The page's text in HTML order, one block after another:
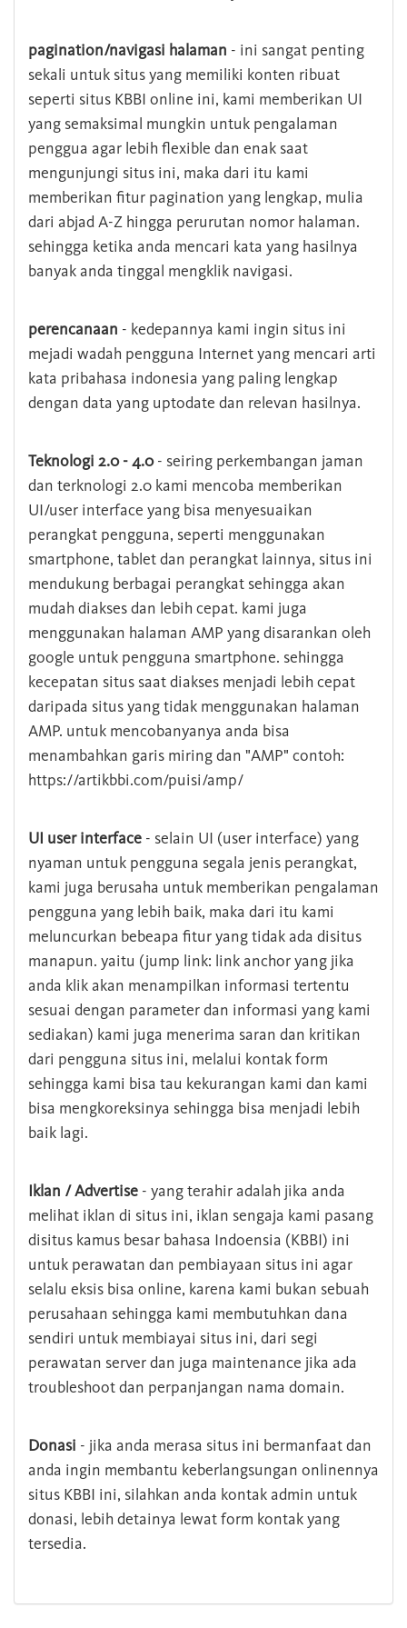
pagination/navigasi halaman - ini sangat penting
sekali untuk situs yang memiliki konten ribuat
seperti situs KBBI online ini, kami memberikan UI
yang semaksimal mungkin untuk pengalaman
penggua agar lebih flexible dan enak saat
mengunjungi situs ini, maka dari itu kami
memberikan fitur pagination yang lengkap, mulia
dari abjad A-Z hingga perurutan nomor halaman.
sehingga ketika anda mencari kata yang hasilnya
banyak anda tinggal mengklik navigasi.
perencanaan - kedepannya kami ingin situs ini
mejadi wadah pengguna Internet yang mencari arti
kata pribahasa indonesia yang paling lengkap
dengan data yang uptodate dan relevan hasilnya.
Teknologi 2.0 - 4.0- seiring perkembangan jaman
dan terknologi 2.0 kami mencoba memberikan
UI/user interface yang bisa menyesuaikan
perangkat pengguna, seperti menggunakan
smartphone, tablet dan perangkat lainnya, situs ini
mendukung berbagai perangkat sehingga akan
mudah diakses dan lebih cepat. kami juga
menggunakan halaman AMP yang disarankan oleh
google untuk pengguna smartphone. sehingga
kecepatan situs saat diakses menjadi lebih cepat
daripada situs yang tidak menggunakan halaman
AMP. untuk mencobanyanya anda bisa
menambahkan garis miring dan "AMP" contoh:
https://artikbbi.com/puisi/amp/
UI user interface - selain UI (user interface) yang
nyaman untuk pengguna segala jenis perangkat,
kami juga berusaha untuk memberikan pengalaman
pengguna yang lebih baik, maka dari itu kami
meluncurkan bebeapa fitur yang tidak ada disitus
manapun. yaitu (jump link: link anchor yang jika
anda klik akan menampilkan informasi tertentu
sesuai dengan parameter dan informasi yang kami
sediakan) kami juga menerima saran dan kritikan
dari pengguna situs ini, melalui kontak form
sehingga kami bisa tau kekurangan kami dan kami
bisa mengkoreksinya sehingga bisa menjadi lebih
baik lagi.
Iklan / Advertise - yang terahir adalah jika anda
melihat iklan di situs ini, iklan sengaja kami pasang
disitus kamus besar bahasa Indoensia (KBBI) ini
untuk perawatan dan pembiayaan situs ini agar
selalu eksis bisa online, karena kami bukan sebuah
perusahaan sehingga kami membutuhkan dana
sendiri untuk membiayai situs ini, dari segi
perawatan server dan juga maintenance jika ada
troubleshoot dan perpanjangan nama domain.
Donasi - jika anda merasa situs ini bermanfaat dan
anda ingin membantu keberlangsungan onlinennya
situs KBBI ini, silahkan anda kontak admin untuk
donasi, lebih detainya lewat form kontak yang
tersedia.